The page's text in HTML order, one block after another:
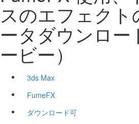
スのエフェク
ータダウンロー
ービー）
3ds Max
FumeFX
ダウンロード可